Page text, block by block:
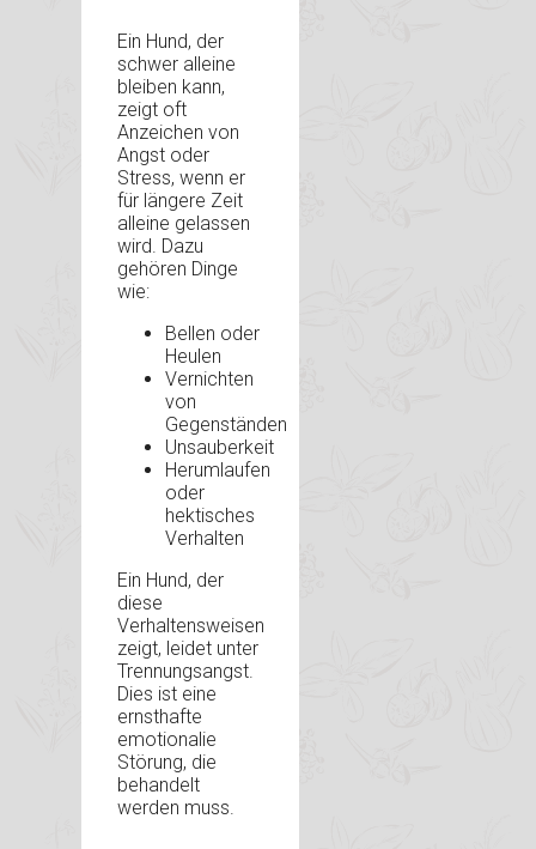
Ein Hund, der
schwer alleine
bleiben kann,
zeigt oft
Anzeichen von
Angst oder
Stress, wenn er
für längere Zeit
alleine gelassen
wird. Dazu
gehören Dinge
wie:
Bellen oder
Heulen
Vernichten
von
Gegenständen
Unsauberkeit
Herumlaufen
oder
hektisches
Verhalten
Ein Hund, der
diese
Verhaltensweisen
zeigt, leidet unter
Trennungsangst.
Dies ist eine
ernsthafte
emotionalie
Störung, die
behandelt
werden muss.